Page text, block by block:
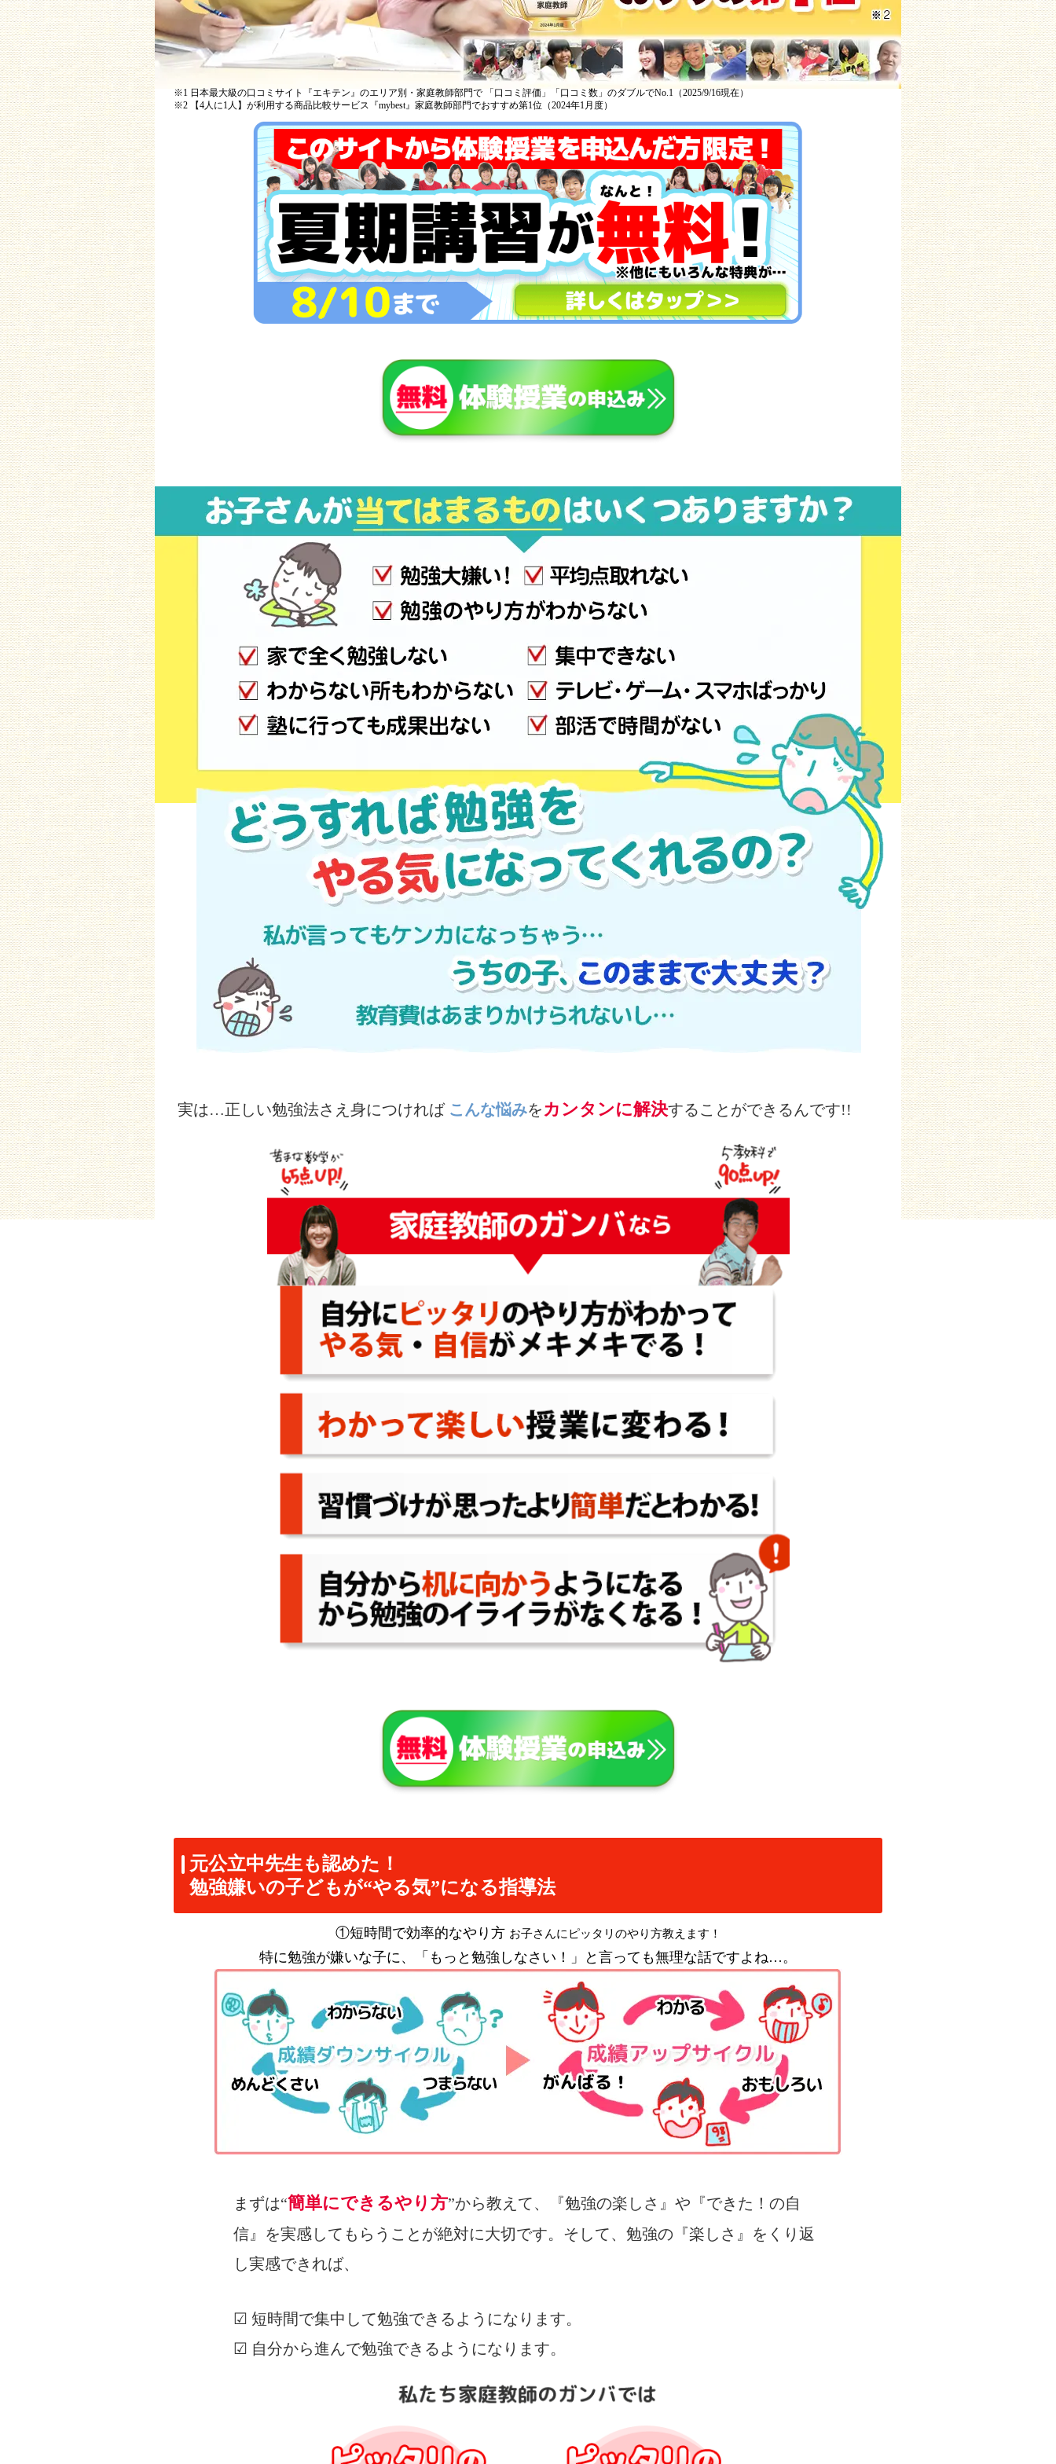
※1 日本最大級の口コミサイト『エキテン』のエリア別・家庭教師部門で 「口コミ評価」「口コミ数」のダブルでNo.1（2025/9/16現在）
※2 【4人に1人】が利用する商品比較サービス『mybest』家庭教師部門でおすすめ第1位（2024年1月度）
実は…正しい勉強法さえ身につければ こんな悩みをカンタンに解決することができるんです!!
元公立中先生も認めた！
勉強嫌いの子どもが“やる気”になる指導法
①短時間で効率的なやり方 お子さんにピッタリのやり方教えます！
特に勉強が嫌いな子に、「もっと勉強しなさい！」と言っても無理な話ですよね…。
まずは“簡単にできるやり方”から教えて、『勉強の楽しさ』や『できた！の自
信』を実感してもらうことが絶対に大切です。そして、勉強の『楽しさ』をくり返
し実感できれば、
☑ 短時間で集中して勉強できるようになります。
☑ 自分から進んで勉強できるようになります。